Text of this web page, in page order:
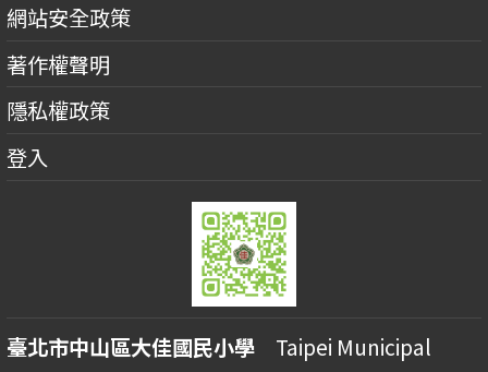
網站安全政策
著作權聲明
隱私權政策
登入
臺北市中山區大佳國民小學 Taipei Municipal